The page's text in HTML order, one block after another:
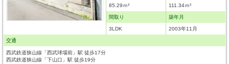
85.29ｍ² 111.34ｍ²
間取り
3LDK
築年月
2003年11月
交通
西武鉄道狭山線「西武球場前」駅 徒歩17分
西武鉄道狭山線「下山口」駅 徒歩19分